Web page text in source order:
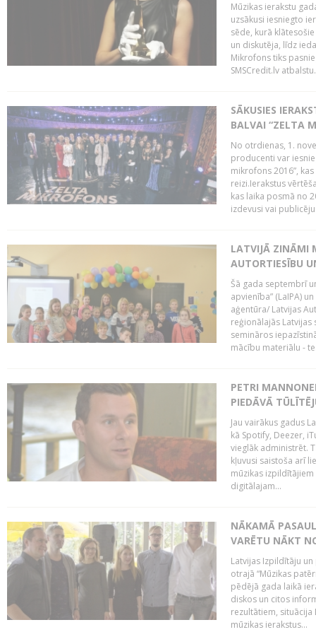
Mūzikas ierakstu
uzsākusi iesniegto
sēde, kurā
un diskutēja, līdz
Mikrofons tiks
SMSCredit.lv
SĀKUSIES
BALVAI “ZELTA
No otrdienas, 1.
producenti var
mikrofons 2016”,
reizi.Ierakstus
kas laika posmā no
izdevusi vai
LATVIJĀ ZINĀMI
AUTORTIESĪBU
Šā gada septembrī
apvienība” (LaIPA)
aģentūra/ Latvijas
reģionālajās
semināros
mācību materiālu -
PETRI
PIEDĀVĀ
Jau vairākus gadus
kā Spotify, Deezer,
vieglāk administrēt.
kļuvusi saistoša arī
mūzikas
digitālajam...
NĀKAMĀ
VARĒTU NĀKT
Latvijas Izpildītāju
otrajā “Mūzikas
pēdējā gada laikā
diskos un citos
rezultātiem, situācija
mūzikas ierakstus...